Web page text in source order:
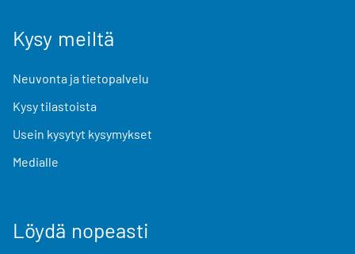
Kysy meiltä
Neuvonta ja tietopalvelu
Kysy tilastoista
Usein kysytyt kysymykset
Medialle
Löydä nopeasti